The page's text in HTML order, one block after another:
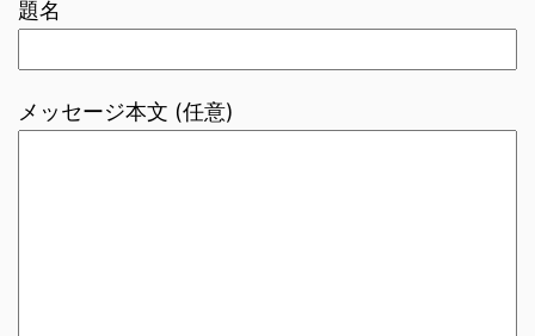
題名
メッセージ本文 (任意)